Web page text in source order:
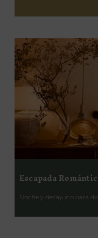
Escapada
Noche y desayuno para